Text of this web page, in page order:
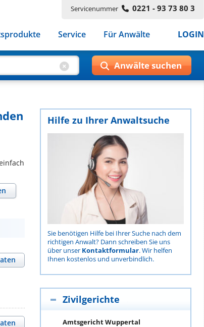
Servicenummer 0221 - 93 73 80 3
Service Für Anwälte LOGIN
Hilfe zu Ihrer Anwaltsuche
Sie benötigen Hilfe bei Ihrer Suche nach dem
richtigen Anwalt? Dann schreiben Sie uns
über unser Kontaktformular. Wir helfen
Ihnen kostenlos und unverbindlich.
Zivilgerichte
Amtsgericht Wuppertal